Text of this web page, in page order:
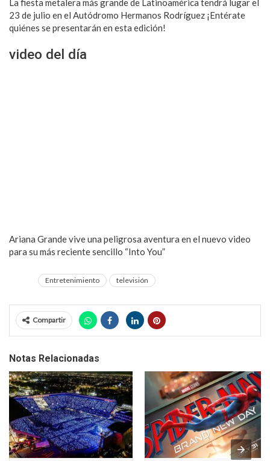
La fiesta metalera más grande de Latinoamérica tendrá lugar el
23 de julio en el Autódromo Hermanos Rodríguez ¡Entérate
quiénes se presentarán en esta edición!
video del día
Ariana Grande vive una peligrosa aventura en el nuevo video
para su más reciente sencillo “Into You”
Entretenimiento televisión
Compartir
Notas Relacionadas